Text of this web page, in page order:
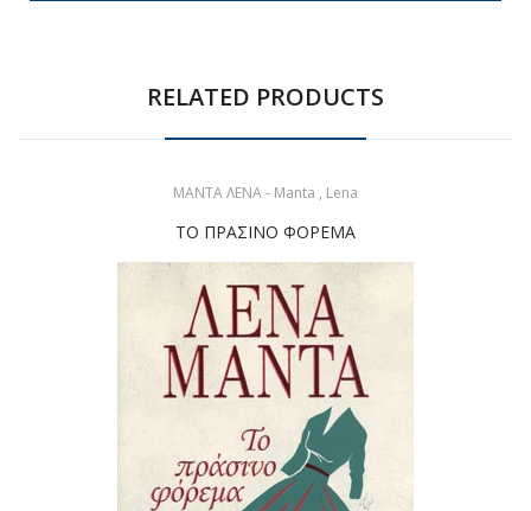
RELATED PRODUCTS
ΜΑΝΤΑ ΛΕΝΑ - Manta , Lena
ΤΟ ΠΡΑΣΙΝΟ ΦΟΡΕΜΑ